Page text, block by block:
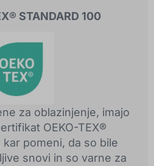
STANDARD 100
za oblazinjenje, imajo
OEKO-TEX®
kar pomeni, da so bile
snovi in so varne za